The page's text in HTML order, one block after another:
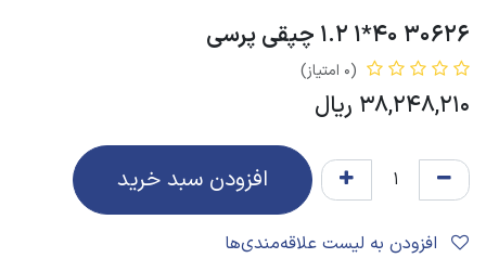
30626 40*1 1.2 چپقی پرسی
(0 امتیاز)
38,248,210 ریال
افزودن سبد خرید